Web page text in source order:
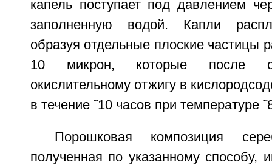
капель поступает под давлением
заполненную водой. Капли
образуя отдельные плоские частицы
10 микрон, которые после
окислительному отжигу в
в течение ˜10 часов при температуре
Порошковая композиция
полученная по указанному способу,